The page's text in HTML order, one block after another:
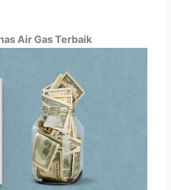
Air Gas Terbaik